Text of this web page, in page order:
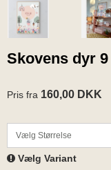
Skovens dyr 9
Pris fra 160,00 DKK
Vælg Størrelse
Vælg Variant